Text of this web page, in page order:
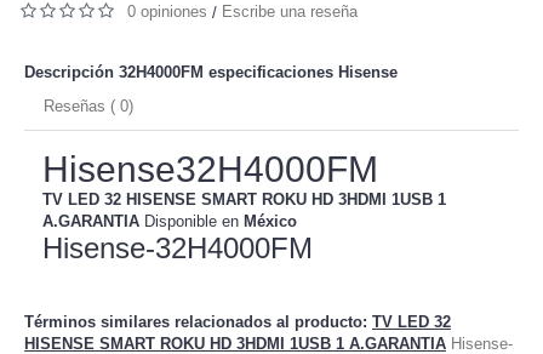
0 opiniones / Escribe una reseña
Descripción 32H4000FM especificaciones Hisense
Reseñas ( 0)
Hisense32H4000FM
TV LED 32 HISENSE SMART ROKU HD 3HDMI 1USB 1
A.GARANTIA Disponible en México
Hisense-32H4000FM
Términos similares relacionados al producto: TV LED 32
HISENSE SMART ROKU HD 3HDMI 1USB 1 A.GARANTIA Hisense-